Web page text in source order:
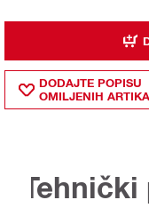
DODAJTE POPISU
OMILJENIH